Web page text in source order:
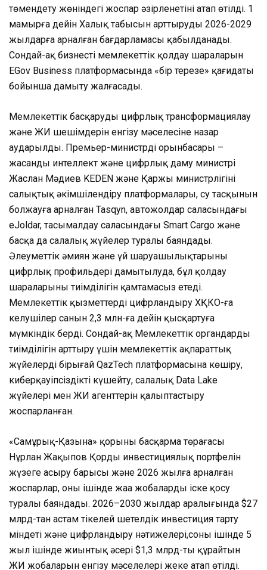
төмендету жөніндегі жоспар әзірленетіні атап өтілді. 1
мамырға дейін Халық табысын арттырудың 2026-2029
жылдарға арналған бағдарламасы қабылданады.
Сондай-ақ бизнесті мемлекеттік қолдау шараларын
EGov Business платформасында «бір терезе» қағидаты
бойынша дамыту жалғасады.
Мемлекеттік басқаруды цифрлық трансформациялау
және ЖИ шешімдерін енгізу мәселесіне назар
аударылды. Премьер-министрдің орынбасары –
жасанды интеллект және цифрлық даму министрі
Жаслан Мәдиев KEDEN және Қаржы министрлігінің
салықтық әкімшілендіру платформалары, су тасқынын
болжауға арналған Tasqyn, автожолдар саласындағы
eJoldar, тасымалдау саласындағы Smart Cargo және
басқа да салалық жүйелер туралы баяндады.
Әлеуметтік әмиян және үй шаруашылықтарының
цифрлық профильдері дамытылуда, бұл қолдау
шараларының тиімділігін қамтамасыз етеді.
Мемлекеттік қызметтерді цифрландыру ХҚКО-ға
келушілер санын 2,3 млн-ға дейін қысқартуға
мүмкіндік берді. Сондай-ақ Мемлекеттік органдардың
тиімділігін арттыру үшін мемлекеттік ақпараттық
жүйелерді бірыңғай QazTech платформасына көшіру,
киберқауіпсіздікті күшейту, салалық Data Lake
жүйелері мен ЖИ агенттерін қалыптастыру
жоспарланған.
«Самұрық-Қазына» қорының басқарма төрағасы
Нұрлан Жақыпов Қордың инвестициялық портфелін
жүзеге асыру барысы және 2026 жылға арналған
жоспарлар, оның ішінде жаңа жобаларды іске қосу
туралы баяндады. 2026–2030 жылдар аралығында $27
млрд-тан астам тікелей шетелдік инвестиция тарту
міндеті және цифрландыру нәтижелері,соның ішінде 5
жыл ішінде жиынтық әсері $1,3 млрд-ты құрайтын
ЖИ жобаларын енгізу мәселелері жеке атап өтілді.